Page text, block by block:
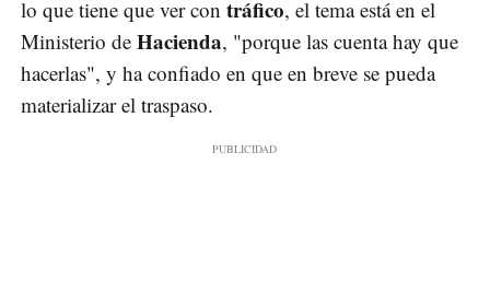
lo que tiene que ver con tráfico, el tema está en el
Ministerio de Hacienda, "porque las cuenta hay que
hacerlas", y ha confiado en que en breve se pueda
materializar el traspaso.